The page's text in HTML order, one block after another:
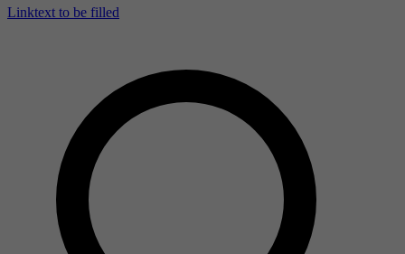
Linktext to be filled